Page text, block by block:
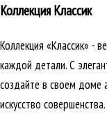
Коллекция Классик
Коллекция «Классик» -
каждой детали. С
создайте в своем доме
искусство совершенства.